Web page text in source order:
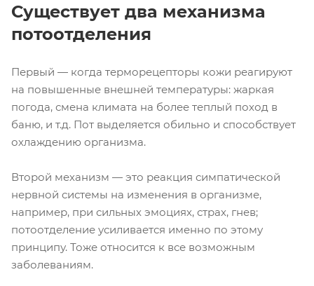
Существует два механизма
потоотделения
Первый — когда терморецепторы кожи реагируют
на повышенные внешней температуры: жаркая
погода, смена климата на более теплый поход в
баню, и т.д. Пот выделяется обильно и способствует
охлаждению организма.
Второй механизм — это реакция симпатической
нервной системы на изменения в организме,
например, при сильных эмоциях, страх, гнев;
потоотделение усиливается именно по этому
принципу. Тоже относится к все возможным
заболеваниям.